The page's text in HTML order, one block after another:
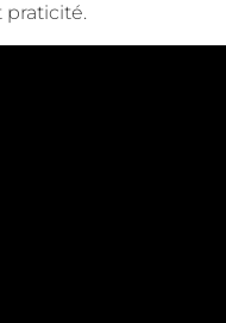
praticité.